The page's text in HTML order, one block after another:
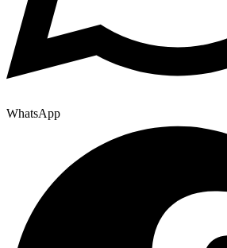
WhatsApp